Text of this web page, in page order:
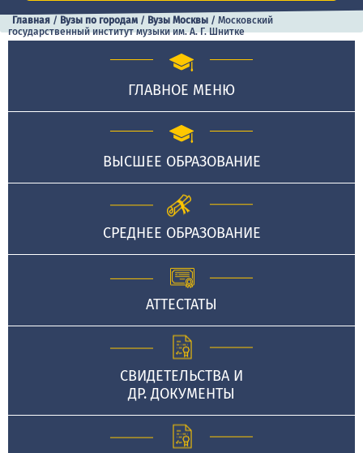
Главная / Вузы по городам / Вузы Москвы / Московский
государственный институт музыки им. А. Г. Шнитке
ГЛАВНОЕ МЕНЮ
ВЫСШЕЕ ОБРАЗОВАНИЕ
СРЕДНЕЕ ОБРАЗОВАНИЕ
АТТЕСТАТЫ
СВИДЕТЕЛЬСТВА И
ДР. ДОКУМЕНТЫ